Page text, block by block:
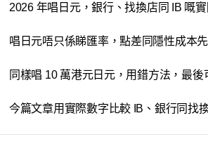
2026 年唱日元，銀行、找換店同 IB 嘅
唱日元唔只係睇匯率，點差同隱性成本
同樣唱 10 萬港元日元，用錯方法，最
今篇文章用實際數字比較 IB、銀行同找